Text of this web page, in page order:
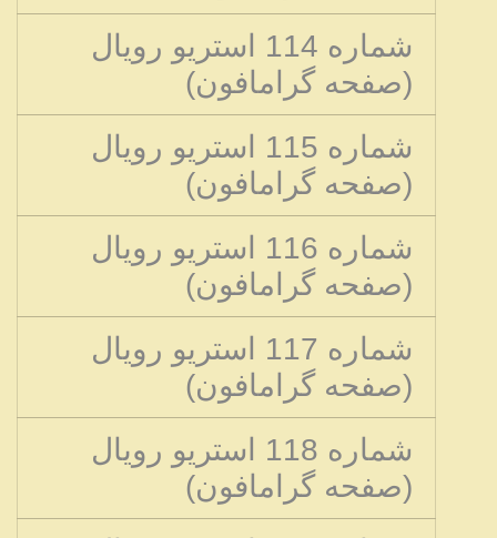
شماره 114 استریو رویال
(صفحه گرامافون)
شماره 115 استریو رویال
(صفحه گرامافون)
شماره 116 استریو رویال
(صفحه گرامافون)
شماره 117 استریو رویال
(صفحه گرامافون)
شماره 118 استریو رویال
(صفحه گرامافون)